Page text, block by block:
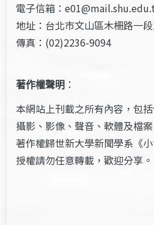
電子信箱：
地址：台北市文山區木柵路一
傳真：(02)2236-9094
著作權聲明 ：
本網站上刊載之所有內容，包
攝影、影像、聲音、軟體及檔
著作權歸世新大學新聞學系《
授權請勿任意轉載，歡迎分享。